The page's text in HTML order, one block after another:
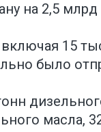
на 2,5 млрд
15
было
масла,